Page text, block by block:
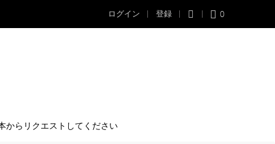
ログイン 登録 0
からリクエストしてください